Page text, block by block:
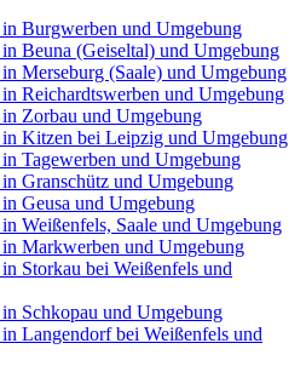
Burgwerben und Umgebung
Beuna (Geiseltal) und Umgebung
Merseburg (Saale) und Umgebung
Reichardtswerben und Umgebung
Zorbau und Umgebung
Kitzen bei Leipzig und Umgebung
Tagewerben und Umgebung
Granschütz und Umgebung
Geusa und Umgebung
Weißenfels, Saale und Umgebung
Markwerben und Umgebung
Storkau bei Weißenfels und
Schkopau und Umgebung
Langendorf bei Weißenfels und